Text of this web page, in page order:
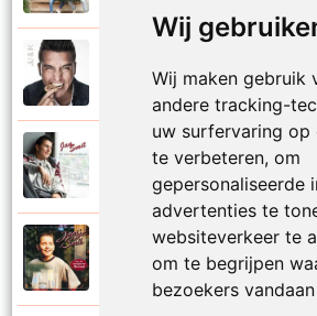
Wij
Wij maken gebruik
andere tracking-
uw surfervaring op
te verbeteren, om
gepersonaliseerde
advertenties te
websiteverkeer te
om te begrijpen
bezoekers
Mooier dan ik dacht
Jan Smit
Na al die nachten
Jantje Smit
Nathalie